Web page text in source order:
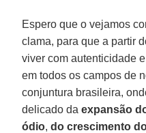
Espero que o vejamos
clama, para que a partir
viver com autenticidade
em todos os campos de
conjuntura brasileira,
delicado daexpansão
ódio,do crescimento